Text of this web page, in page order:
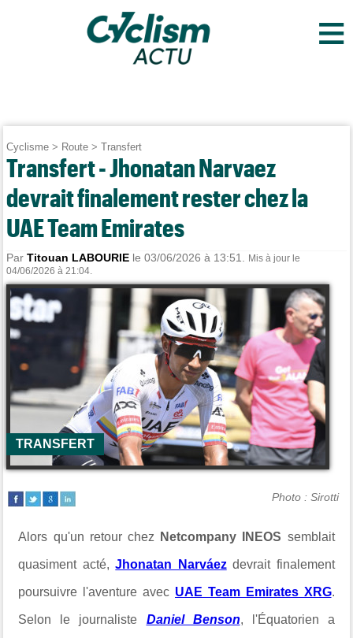
≡
Cyclisme > Route >Transfert
Transfert - Jhonatan Narvaez
devrait finalement rester chez la
UAE Team Emirates
ParTitouan LABOURIE le 03/06/2026 à 13:51.
Mis à jour le
04/06/2026 à 21:04.
TRANSFERT
Photo : Sirotti
Alors qu'un retour chez Netcompany INEOS semblait
quasiment acté, Jhonatan Narváezdevrait finalement
poursuivre l'aventure avec UAE Team Emirates XRG.
Selon le journaliste Daniel Benson, l'Équatorien a